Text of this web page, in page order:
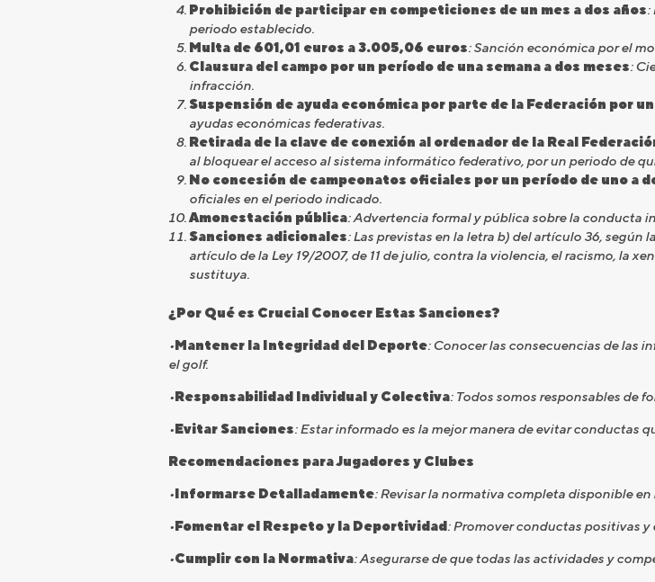
Prohibición de participar en competiciones de un mes a dos años:
periodo establecido.
Multa de 601,01 euros a 3.005,06 euros: Sanción económica por el
Clausura del campo por un período de una semana a dos meses:
infracción.
Suspensión de ayuda económica por parte de la Federación por
ayudas económicas federativas.
Retirada de la clave de conexión al ordenador de la Real
al bloquear el acceso al sistema informático federativo, por un periodo de
No concesión de campeonatos oficiales por un período de uno a
oficiales en el periodo indicado.
Amonestación pública: Advertencia formal y pública sobre la conducta
Sanciones adicionales: Las previstas en la letra b) del artículo 36, según
artículo de la Ley 19/2007, de 11 de julio, contra la violencia, el racismo, la
sustituya.
¿Por Qué es Crucial Conocer Estas Sanciones?
•Mantener la Integridad del Deporte: Conocer las consecuencias de las
el golf.
•Responsabilidad Individual y Colectiva: Todos somos responsables de
•Evitar Sanciones: Estar informado es la mejor manera de evitar conductas
Recomendaciones para Jugadores y Clubes
•Informarse Detalladamente: Revisar la normativa completa disponible en
•Fomentar el Respeto y la Deportividad: Promover conductas positivas
•Cumplir con la Normativa: Asegurarse de que todas las actividades y